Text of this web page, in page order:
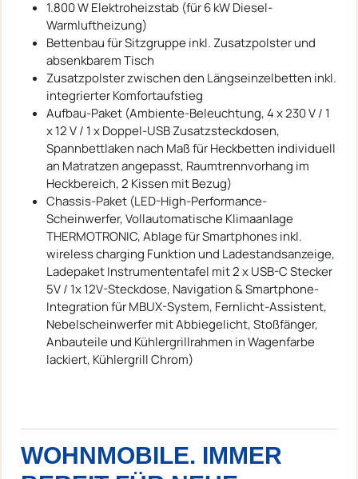
1.800 W Elektroheizstab (für 6 kW Diesel-
Warmluftheizung)
Bettenbau für Sitzgruppe inkl. Zusatzpolster und
absenkbarem Tisch
Zusatzpolster zwischen den Längseinzelbetten inkl.
integrierter Komfortaufstieg
Aufbau-Paket (Ambiente-Beleuchtung, 4 x 230 V / 1
x 12 V / 1 x Doppel-USB Zusatzsteckdosen,
Spannbettlaken nach Maß für Heckbetten individuell
an Matratzen angepasst, Raumtrennvorhang im
Heckbereich, 2 Kissen mit Bezug)
Chassis-Paket (LED-High-Performance-
Scheinwerfer, Vollautomatische Klimaanlage
THERMOTRONIC, Ablage für Smartphones inkl.
wireless charging Funktion und Ladestandsanzeige,
Ladepaket Instrumententafel mit 2 x USB-C Stecker
5V / 1x 12V-Steckdose, Navigation & Smartphone-
Integration für MBUX-System, Fernlicht-Assistent,
Nebelscheinwerfer mit Abbiegelicht, Stoßfänger,
Anbauteile und Kühlergrillrahmen in Wagenfarbe
lackiert, Kühlergrill Chrom)
WOHNMOBILE. IMMER